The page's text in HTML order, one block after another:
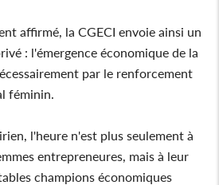
affirmé, la CGECI envoie ainsi un
: l'émergence économique de la
par le renforcement
féminin.
l'heure n'est plus seulement à
entrepreneures, mais à leur
champions économiques